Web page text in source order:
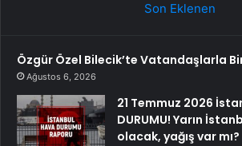
Son Eklenen
Özgür Özel Bilecik’te Vatandaşlarla
Ağustos 6, 2026
21 Temmuz 2026
DURUMU! Yarın
olacak, yağış var mı?